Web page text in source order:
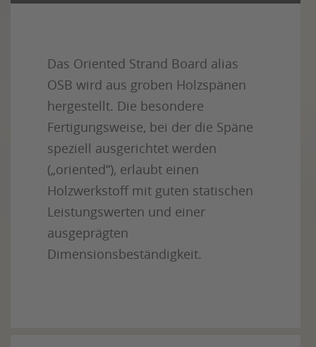
Das Oriented Strand Board alias
OSB wird aus groben Holzspänen
hergestellt. Die besondere
Fertigungsweise, bei der die Späne
speziell ausgerichtet werden
(„oriented“), erlaubt einen
Holzwerkstoff mit guten statischen
Leistungswerten und einer
ausgeprägten
Dimensionsbeständigkeit.